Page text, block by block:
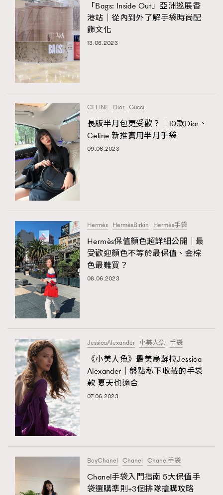
「Bags: Inside Out」亞洲巡展香
港站｜從內到外了解手袋時尚配
飾文化
13.06.2023
CELINE Dior Gucci
長版半月包更受歡？｜10款Dior、
Celine 新推實用半月手袋
09.06.2023
Hermès HermèsBirkin Hermès手袋
Hermès保值顏色超詳細公開｜最
受歡迎顏色不等於最保值、金棕
色最難買？
08.06.2023
JessicaAlexander 小美人魚 手袋
《小美人魚》最美烏蘇拉Jessica
Alexander｜盤點私下收藏的手袋
款 夏天也適合
07.06.2023
BoyChanel Chanel Chanel手袋
Chanel手袋入門指南 5大保值手
袋選購準則+3個排隊搶購攻略